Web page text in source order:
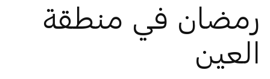
رمضان في منطقة
العين